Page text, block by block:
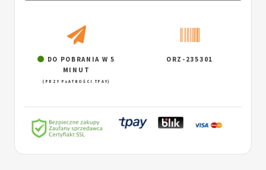
DO POBRANIA W 5
MINUT
(PRZY PŁATNOŚCI TPAY)
ORZ-235301